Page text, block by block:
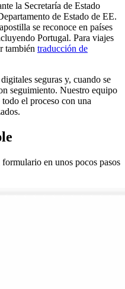
la Secretaría de Estado
de Estado de EE.
se reconoce en países
Portugal. Para viajes
también traducción de
seguras y, cuando se
seguimiento. Nuestro equipo
el proceso con una
en unos pocos pasos